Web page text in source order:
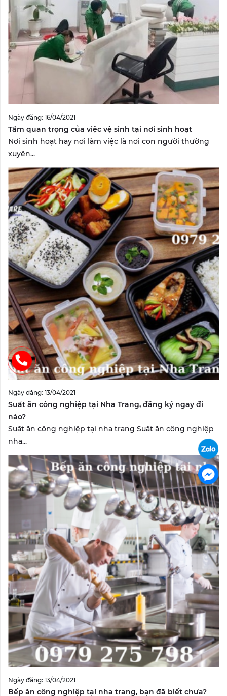
Ngày đăng: 16/04/2021
Tầm quan trọng của việc vệ sinh tại nơi sinh hoạt
Nơi sinh hoạt hay nơi làm việc là nơi con người thường
xuyên...
Ngày đăng: 13/04/2021
Suất ăn công nghiệp tại Nha Trang, đăng ký ngay đi
nào?
Suất ăn công nghiệp tại nha trang Suất ăn công nghiệp
nha...
Ngày đăng: 13/04/2021
Bếp ăn công nghiệp tại nha trang, bạn đã biết chưa?